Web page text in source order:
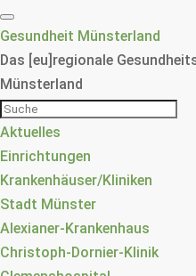
Gesundheit Münsterland
Das [eu]regionale
Münsterland
Aktuelles
Einrichtungen
Krankenhäuser/Kliniken
Stadt Münster
Alexianer-Krankenhaus
Christoph-Dornier-Klinik